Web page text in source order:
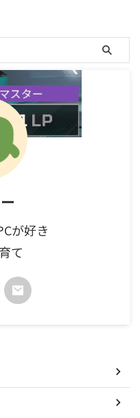
作PCが好き
て